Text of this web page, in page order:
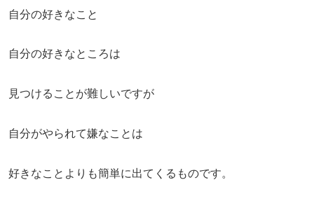
自分の好きなこと
自分の好きなところは
見つけることが難しいですが
自分がやられて嫌なことは
好きなことよりも簡単に出てくるものです。